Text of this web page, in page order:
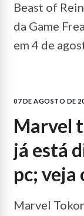
Beast of
da Game
em 4 de
07 DE AGOSTO DE
marvel tokon: fighting souls
já está
pc; veja
Marvel